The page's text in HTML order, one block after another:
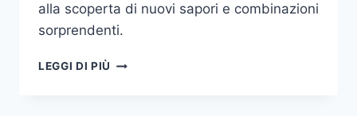
alla scoperta di nuovi sapori e combinazioni
sorprendenti.
LEGGI DI PIÙ CUCINA